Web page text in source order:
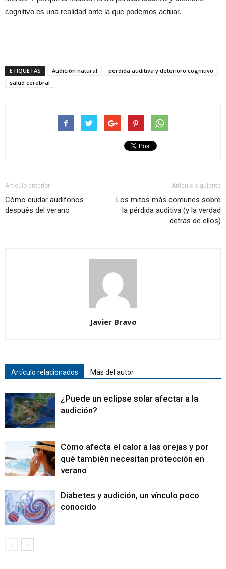
cognitivo es una realidad ante la que podemos actuar.
ETIQUETAS Audición natural
pérdida auditiva y deterioro cognitivo
salud cerebral
Artículo anterior
Cómo cuidar audífonos
después del verano
Artículo siguiente
Los mitos más comunes sobre
la pérdida auditiva (y la verdad
detrás de ellos)
Javier Bravo
Artículo relacionados Más del autor
¿Puede un eclipse solar afectar a la
audición?
Cómo afecta el calor a las orejas y por
qué también necesitan protección en
verano
Diabetes y audición, un vínculo poco
conocido